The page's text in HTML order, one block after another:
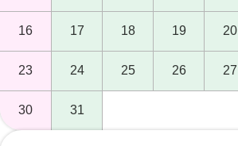
16 17 18 19 20
23 24 25 26 27
30 31